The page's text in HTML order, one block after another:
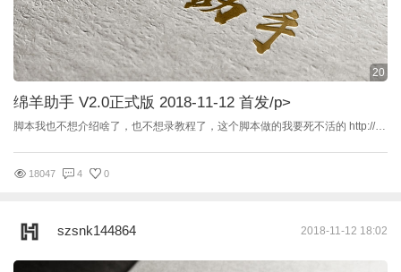
20
绵羊助手 V2.0正式版 2018-11-12 首发/p>
脚本我也不想介绍啥了，也不想录教程了，这个脚本做的我要死不活的 http://www.banjiajia.com/posts/29108 这是1..2版本的链接，很多功能还是差不多的 2.0版本 所有带弹出的界面都是可以独立出来，放在桌面的顶部可以自动收起来 1）改变了UI界面 2）使用更方便，功能更多 3）修复一键CAD不归零不冻结 4）增加一个打包和一个收集资源贴图 5）一键墙体，一键踢脚线，一键门，一键生成光域网 6）增加建模工具，编辑样条线，网格，多边形 7）修复卸载不干净（新版本会把老版本删除干净的） 8）一键成组，解组，打开组，关闭组，打开所有组，关闭所有组，炸开所有组 9）增加一个灯光编辑器，方便调整灯光 10）可添加其它脚本 11）修复并增加清理垃圾选项 12）一键单位设置 13）启动脚本的时自动更新把场景单位设置成毫米了，自动设置VR渲染器，自动2.5D/3D捕捉切换 14）快速设置顶点，端点等，快速设置自动保存 15）一键材质（预设2个材质库，一个是我自己的，一个是瓦力材质，可以更换自己的材质） 16）物理相机与标准相机互换 。。。。。。 更多功能需要你的探索 &gt;&gt;&gt;&gt;&gt;&gt;&gt;百度网盘下载 蓝奏云 https://www.lanzous.com/b248225/ 密码:et9q &gt;&gt;&gt;&gt;&gt;&gt;腾讯微云网盘下载 推荐使用蓝奏云网盘下载(不限速) QQ群：590900181 点图标↑↑↑↑↑↑↑↑↑也可以直接加群哦 如果还有精力更新首先会在QQ群更新发布！ 本脚本一直免费！ 如果觉得不错可以打赏一下给绵羊买瓶早餐奶补补身子。。 下载 绵羊助手 V2.0 正式版 18-11-12 首发(不含GIF动画).rar 别往下翻了，没了，，，，， 实在在没有精力再弄了，，，，， 自己研究一下吧
18047 4 0
szsnk144864 2018-11-12 18:02